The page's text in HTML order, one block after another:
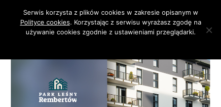
Serwis korzysta z plików cookies w zakresie opisanym w
Polityce cookies. Korzystając z serwisu wyrażasz zgodę na
używanie cookies zgodnie z ustawieniami przeglądarki.